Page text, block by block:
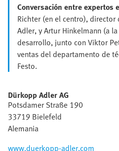
Conversación entre expertos
Richter (en el centro),
Adler, y Artur Hinkelmann (a
desarrollo, junto con Viktor
ventas del departamento de
Festo.
Dürkopp Adler AG
Potsdamer Straße 190
33719 Bielefeld
Alemania
www.duerkopp-adler.com